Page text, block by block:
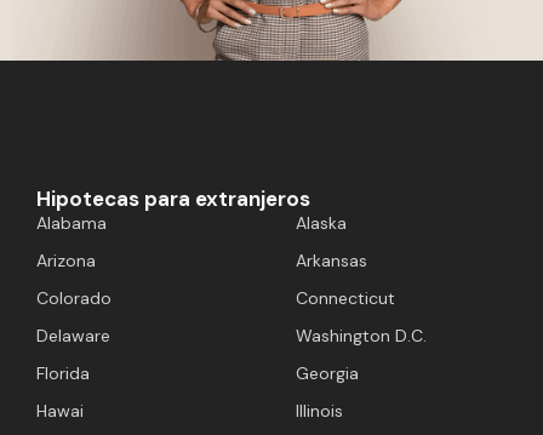
Hipotecas para extranjeros
Alabama
Alaska
Arizona
Arkansas
Colorado
Connecticut
Delaware
Washington D.C.
Florida
Georgia
Hawai
Illinois